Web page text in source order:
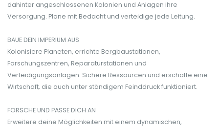
dahinter angeschlossenen Kolonien und Anlagen ihre
Versorgung. Plane mit Bedacht und verteidige jede Leitung.
BAUE DEIN IMPERIUM AUS
Kolonisiere Planeten, errichte Bergbaustationen,
Forschungszentren, Reparaturstationen und
Verteidigungsanlagen. Sichere Ressourcen und erschaffe eine
Wirtschaft, die auch unter ständigem Feinddruck funktioniert.
FORSCHE UND PASSE DICH AN
Erweitere deine Möglichkeiten mit einem dynamischen,